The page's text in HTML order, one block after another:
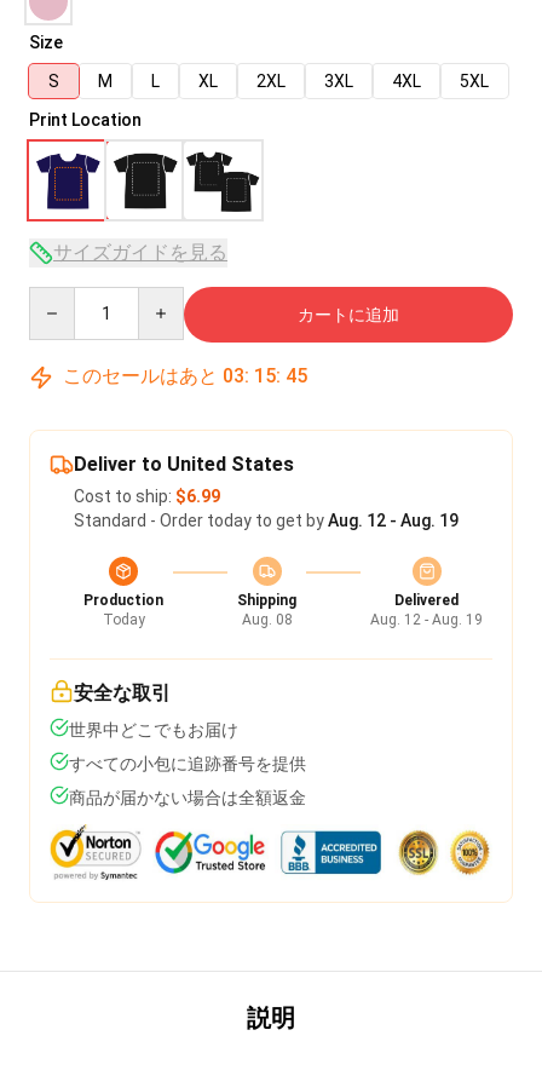
Size
S
M L XL 2XL 3XL 4XL
5XL
Print Location
サイズガイドを見る
カートに追加
このセールはあと 03: 15: 45
Deliver to United States
Cost to ship: $6.99
Standard - Order today to get byAug. 12 - Aug. 19
Production
Today
Shipping
Aug. 08
Delivered
Aug. 12 - Aug. 19
安全な取引
世界中どこでもお届け
すべての小包に追跡番号を提供
商品が届かない場合は全額返金
説明